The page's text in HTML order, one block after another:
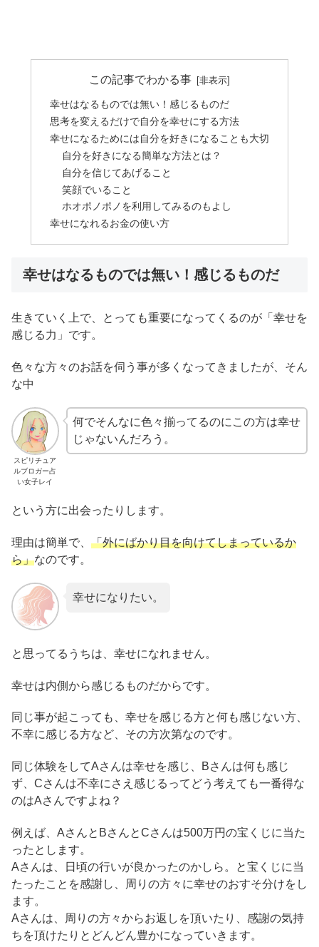
この記事でわかる事
幸せはなるものでは無い！感じるものだ
思考を変えるだけで自分を幸せにする方法
幸せになるためには自分を好きになることも大切
自分を好きになる簡単な方法とは？
自分を信じてあげること
笑顔でいること
ホオポノポノを利用してみるのもよし
幸せになれるお金の使い方
幸せはなるものでは無い！感じるものだ
生きていく上で、とっても重要になってくるのが「幸せを
感じる力」です。
色々な方々のお話を伺う事が多くなってきましたが、そん
な中
スピリチュア
ルブロガー占
い女子レイ
何でそんなに色々揃ってるのにこの方は幸せ
じゃないんだろう。
という方に出会ったりします。
理由は簡単で、 「外にばかり目を向けてしまっているか
ら」なのです。
幸せになりたい。
と思ってるうちは、幸せになれません。
幸せは内側から感じるものだからです。
同じ事が起こっても、幸せを感じる方と何も感じない方、
不幸に感じる方など、その方次第なのです。
同じ体験をしてAさんは幸せを感じ、Bさんは何も感じ
ず、Cさんは不幸にさえ感じるってどう考えても一番得な
のはAさんですよね？
例えば、AさんとBさんとCさんは500万円の宝くじに当た
ったとします。
Aさんは、日頃の行いが良かったのかしら。と宝くじに当
たったことを感謝し、周りの方々に幸せのおすそ分けをし
ます。
Aさんは、周りの方々からお返しを頂いたり、感謝の気持
ちを頂けたりとどんどん豊かになっていきます。